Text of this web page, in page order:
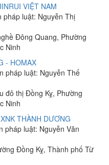
VIỆT NAM
pháp luật: Nguyễn Thị
Đông Quang, Phường
Ninh
- HOMAX
pháp luật: Nguyễn Thế
đô thị Đồng Kỵ, Phường
Ninh
THÀNH DƯƠNG
pháp luật: Nguyễn Văn
Đồng Kỵ, Thành phố Từ